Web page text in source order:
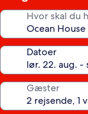
Hvor skal du
Datoer
Gæster